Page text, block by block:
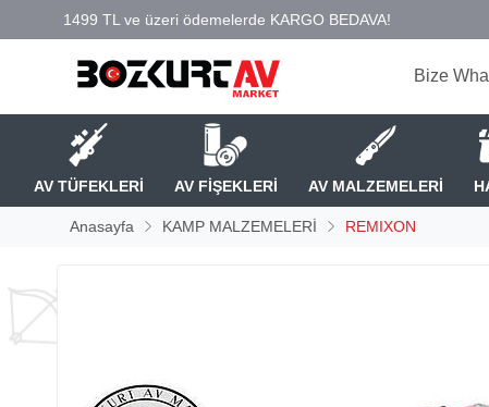
Bize
AV TÜFEKLERİ AV FİŞEKLERİ AV MALZEMELERİ
Anasayfa KAMP MALZEMELERİ REMIXON